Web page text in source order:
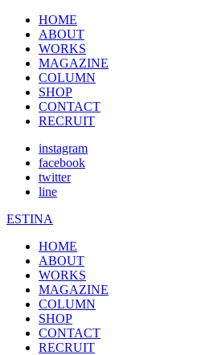
HOME
ABOUT
WORKS
MAGAZINE
COLUMN
SHOP
CONTACT
RECRUIT
instagram
facebook
twitter
line
ESTINA
HOME
ABOUT
WORKS
MAGAZINE
COLUMN
SHOP
CONTACT
RECRUIT